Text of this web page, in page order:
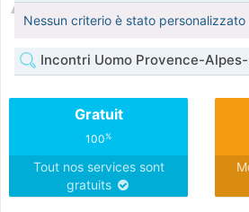
Nessun criterio è stato personalizzato
Incontri Uomo Provence-
Gratuit
100%
Tout nos services sont
gratuits